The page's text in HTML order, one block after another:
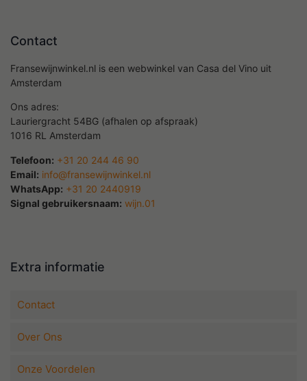
Contact
Fransewijnwinkel.nl is een webwinkel van Casa del Vino uit
Amsterdam
Ons adres:
Lauriergracht 54BG (afhalen op afspraak)
1016 RL Amsterdam
Telefoon: +31 20 244 46 90
Email: info@fransewijnwinkel.nl
WhatsApp: +31 20 2440919
Signal gebruikersnaam: wijn.01
Extra informatie
Contact
Over Ons
Onze Voordelen